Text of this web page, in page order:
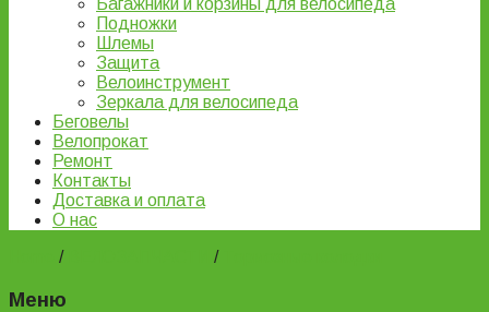
Багажники и корзины для велосипеда
Подножки
Шлемы
Защита
Велоинструмент
Зеркала для велосипеда
Беговелы
Велопрокат
Ремонт
Контакты
Доставка и оплата
О нас
/ /
Меню